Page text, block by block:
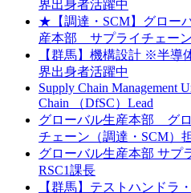
界出身者活躍中
★【調達・SCM】グロー
産本部 サプライチェー
【群馬】機構設計 ※半
界出身者活躍中
Supply Chain Management
Chain （DfSC）Lead
グローバル生産本部 グ
チェーン（調達・SCM）
グローバル生産本部 サプ
RSC1課長
【群馬】テストハンドラ